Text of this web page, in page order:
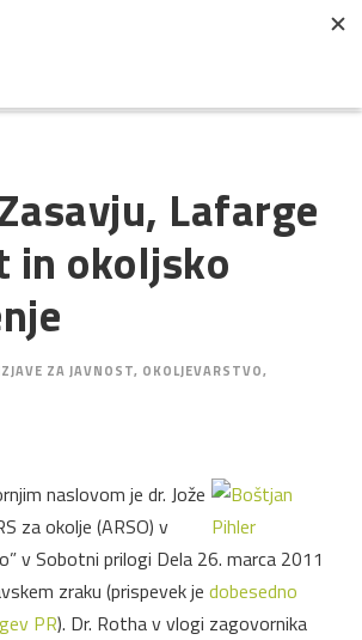
Lafarge
in okoljsko
ZA JAVNOST, OKOLJEVARSTVO,
naslovom je dr. Jože
za okolje (ARSO) v
v Sobotni prilogi Dela 26. marca 2011
zraku (prispevek je dobesedno
PR). Dr. Rotha v vlogi zagovornika